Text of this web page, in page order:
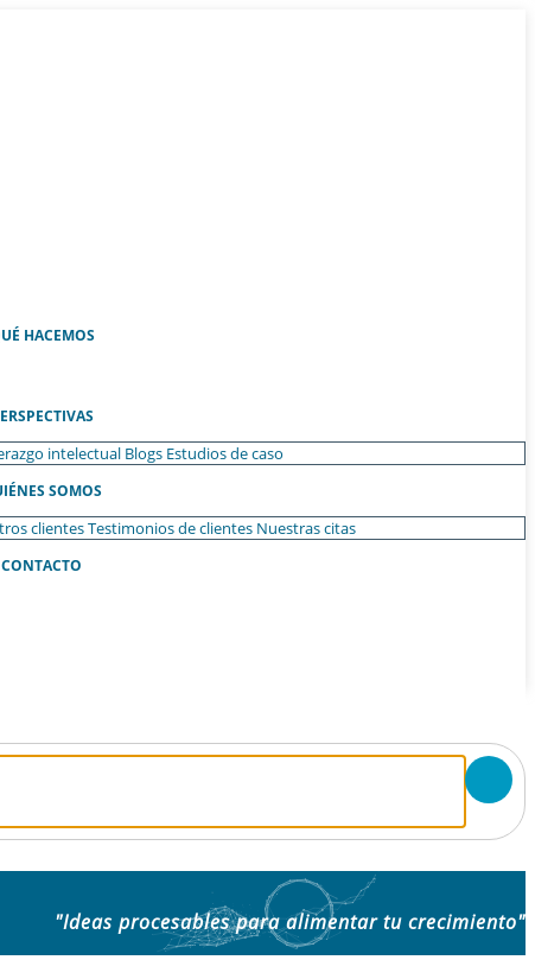
HACEMOS
intelectual Blogs Estudios de caso
SOMOS
clientesTestimonios de clientes Nuestras citas
CONTACTO
"Ideas procesables para alimentar tu crecimiento"